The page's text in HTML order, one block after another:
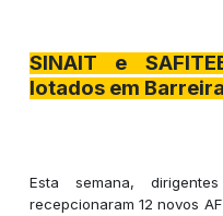
SINAIT e
lotados em
Esta semana,
recepcionaram 12 novos